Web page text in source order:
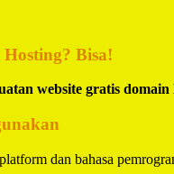
Bisa!
website gratis
dan bahasa